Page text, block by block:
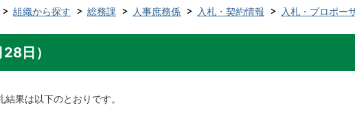
組織から探す 総務課 人事庶務係 入札・契約情報 入札・プロポー
日）
果は以下のとおりです。